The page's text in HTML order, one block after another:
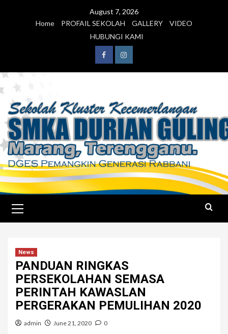
August 7, 2026
Home
PROFAIL SEKOLAH GALLERY
VIDEO
HUBUNGI KAMI
News
PANDUAN RINGKAS
PERSEKOLAHAN SEMASA
PERINTAH KAWASLAN
PERGERAKAN PEMULIHAN 2020
admin June 21, 2020 0